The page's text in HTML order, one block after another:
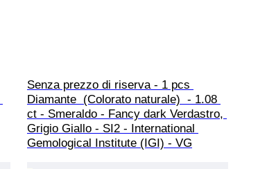
Senza prezzo di riserva - 1 pcs
Diamante  (Colorato naturale)  - 1.08
ct - Smeraldo - Fancy dark Verdastro,
Grigio Giallo - SI2 - International
Gemological Institute (IGI) - VG